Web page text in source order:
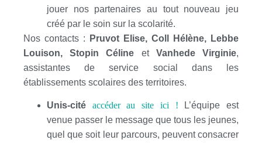
jouer nos partenaires au tout nouveau jeu
créé par le soin sur la scolarité.
Nos contacts :
Pruvot Elise, Coll Hélène, Lebbe
Louison, Stopin Céline etVanhede Virginie,
assistantes de service social dans les
établissements scolaires des territoires.
Unis-cité accéder au site ici !
L’équipe est
venue passer le message que tous les jeunes,
quel que soit leur parcours, peuvent consacrer